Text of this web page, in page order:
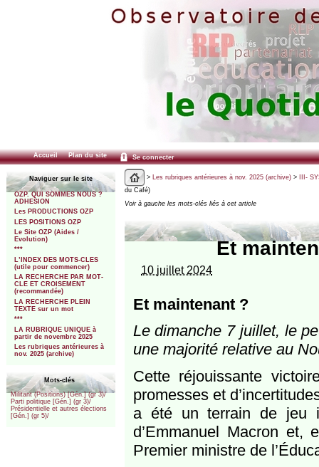
Accueil Plan du site Se connecter
Naviguer sur le site
OZP. QUI SOMMES NOUS ?
ADHESION
Les PRODUCTIONS OZP
LES POSITIONS OZP
Le Site OZP (Aides /
Evolution)
***
L’INDEX DES MOTS-CLES
(utile pour commencer)
LA RECHERCHE PAR MOT-
CLE ET CROISEMENT
(recommandée)
LA RECHERCHE PLEIN
TEXTE sur un mot
***
LA RUBRIQUE UNIQUE à
partir de novembre 2025
Les rubriques antérieures à
nov. 2025 (archive)
Mots-clés
Militant (Positions) [Gén.] (gr 3)/
Parti politique [Gén.] (gr 3)/
Présidentielle et autres élections
[Gén.] (gr 5)/
> Les rubriques antérieures à nov. 2025 (archive)>
III-
du Café)
Voir à gauche les mots-clés liés à cet article
Et
10 juillet 2024
Et maintenant ?
Le dimanche 7 juillet, le
une majorité relative au
Cette réjouissante
promesses et
a été un terrain de jeu
d’Emmanuel Macron et,
Premier ministre de